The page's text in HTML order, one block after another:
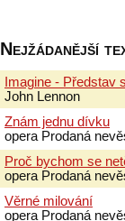
Nejžádanější
Imagine - Představ
John Lennon
Znám jednu dívku
opera Prodaná
Proč bychom se
opera Prodaná
Věrné milování
opera Prodaná